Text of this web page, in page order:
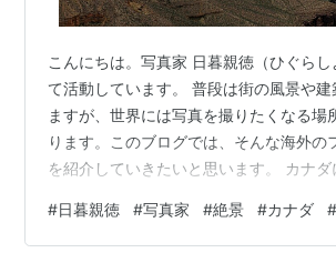
こんにちは。写真家 日暮親徳（ひぐら
て活動しています。 普段は街の風景や
ますが、世界には写真を撮りたくなる場
ります。このブログでは、そんな海外の
を紹介していきたいと思います。 カナダ
の場所の魅力は、山と湖が作り出す景色
に有名なのが、エメラルドグリーンに輝
#日暮親徳 #写真家 #絶景 #カナダ